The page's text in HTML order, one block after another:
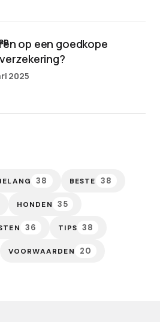
op een goedkope
2025
38 BESTE 38
HONDEN 35
36 TIPS 38
VOORWAARDEN 20